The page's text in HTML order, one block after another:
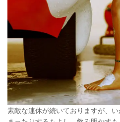
素敵な連休が続いておりますが、